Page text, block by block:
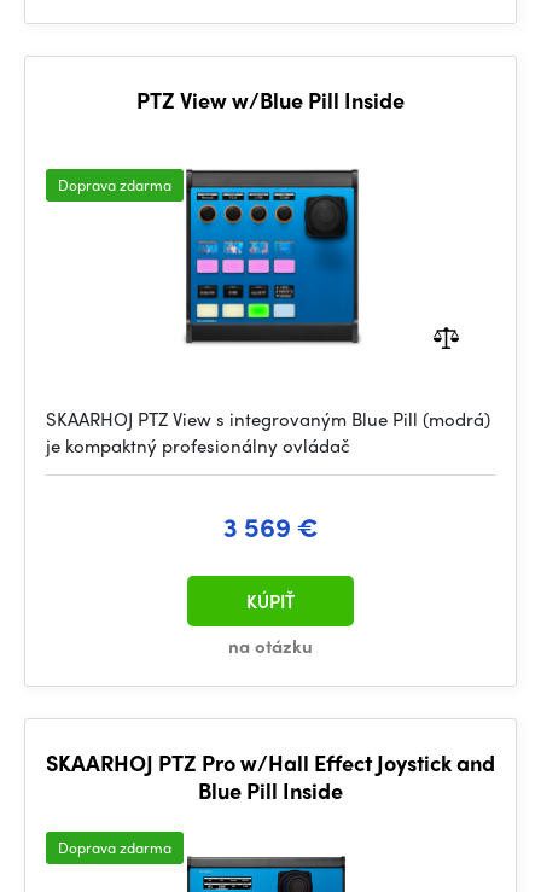
PTZ View w/Blue Pill Inside
Doprava zdarma
SKAARHOJ PTZ View s integrovaným Blue Pill (modrá)
je kompaktný profesionálny ovládač
3 569 €
na otázku
KÚPIŤ
SKAARHOJ PTZ Pro w/Hall Effect Joystick and
Blue Pill Inside
Doprava zdarma